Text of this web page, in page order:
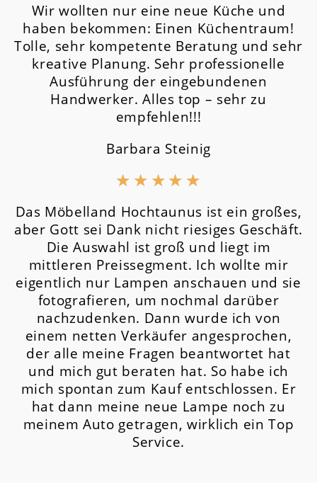
Wir wollten nur eine neue Küche und
haben bekommen: Einen Küchentraum!
Tolle, sehr kompetente Beratung und sehr
kreative Planung. Sehr professionelle
Ausführung der eingebundenen
Handwerker. Alles top – sehr zu
empfehlen!!!
Barbara Steinig
★ ★ ★ ★ ★
Das Möbelland Hochtaunus ist ein großes,
aber Gott sei Dank nicht riesiges Geschäft.
Die Auswahl ist groß und liegt im
mittleren Preissegment. Ich wollte mir
eigentlich nur Lampen anschauen und sie
fotografieren, um nochmal darüber
nachzudenken. Dann wurde ich von
einem netten Verkäufer angesprochen,
der alle meine Fragen beantwortet hat
und mich gut beraten hat. So habe ich
mich spontan zum Kauf entschlossen. Er
hat dann meine neue Lampe noch zu
meinem Auto getragen, wirklich ein Top
Service.